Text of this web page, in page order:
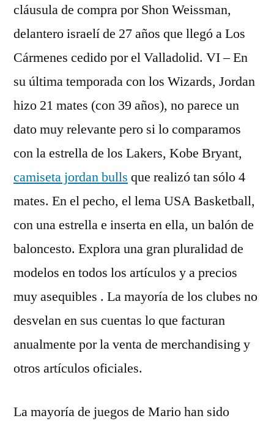
cláusula de compra por Shon Weissman,
delantero israelí de 27 años que llegó a Los
Cármenes cedido por el Valladolid. VI – En
su última temporada con los Wizards, Jordan
hizo 21 mates (con 39 años), no parece un
dato muy relevante pero si lo comparamos
con la estrella de los Lakers, Kobe Bryant,
camiseta jordan bulls que realizó tan sólo 4
mates. En el pecho, el lema USA Basketball,
con una estrella e inserta en ella, un balón de
baloncesto. Explora una gran pluralidad de
modelos en todos los artículos y a precios
muy asequibles . La mayoría de los clubes no
desvelan en sus cuentas lo que facturan
anualmente por la venta de merchandising y
otros artículos oficiales.
La mayoría de juegos de Mario han sido